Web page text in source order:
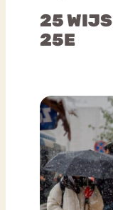
25
25E